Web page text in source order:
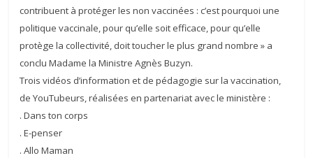
contribuent à protéger les non vaccinées : c’est pourquoi une
politique vaccinale, pour qu’elle soit efficace, pour qu’elle
protège la collectivité, doit toucher le plus grand nombre » a
conclu Madame la Ministre Agnès Buzyn.
Trois vidéos d’information et de pédagogie sur la vaccination,
de YouTubeurs, réalisées en partenariat avec le ministère :
. Dans ton corps
. E-penser
. Allo Maman